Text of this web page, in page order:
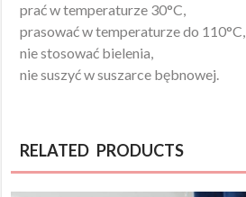
prać w temperaturze 30°C,
prasować w temperaturze do 110°C,
nie stosować bielenia,
nie suszyć w suszarce bębnowej.
RELATED PRODUCTS